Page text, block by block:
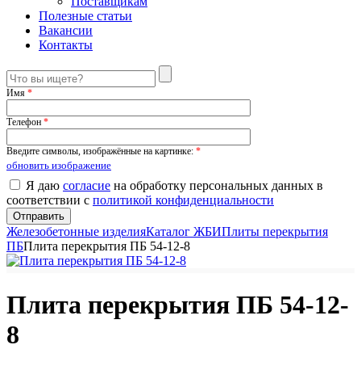
Полезные статьи
Вакансии
Контакты
Имя *
Телефон *
Введите символы, изображённые на картинке: *
обновить изображение
Я даю согласие на обработку персональных данных в
соответствии с политикой конфиденциальности
Железобетонные изделияКаталог ЖБИПлиты перекрытия
ПБПлита перекрытия ПБ 54-12-8
Плита перекрытия ПБ 54-12-
8